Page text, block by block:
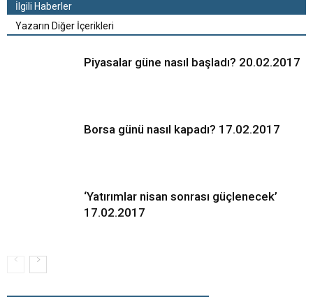
İlgili Haberler
Yazarın Diğer İçerikleri
Piyasalar güne nasıl başladı? 20.02.2017
Borsa günü nasıl kapadı? 17.02.2017
‘Yatırımlar nisan sonrası güçlenecek’
17.02.2017